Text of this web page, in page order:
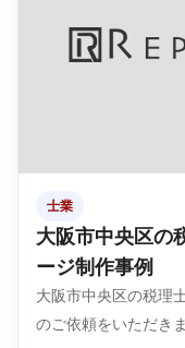
士業
大阪市中央区の
ージ制作事例
大阪市中央区の税理
のご依頼をいただき